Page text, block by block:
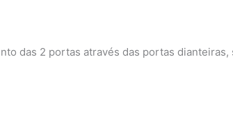
das 2 portas através das portas